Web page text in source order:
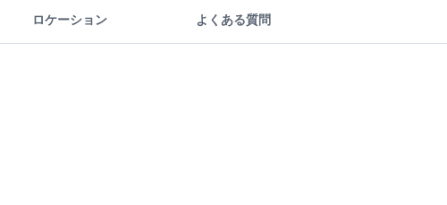
ロケーション よくある質問